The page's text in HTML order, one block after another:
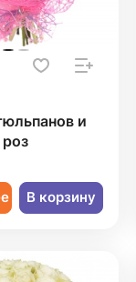
и
В корзину